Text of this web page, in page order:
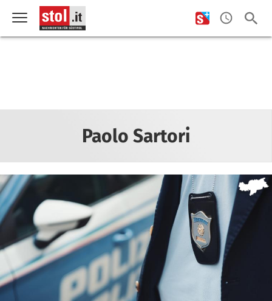
Paolo Sartori